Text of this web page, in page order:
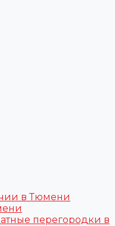
в Тюмени
перегородки в